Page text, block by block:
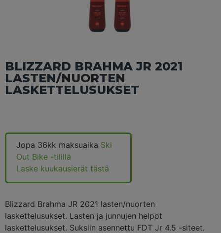
BLIZZARD BRAHMA JR 2021
LASTEN/NUORTEN
LASKETTELUSUKSET
Jopa 36kk maksuaika Ski
Out Bike -tilillä
Laske kuukausierät tästä
Blizzard Brahma JR 2021 lasten/nuorten
laskettelusukset. Lasten ja junnujen helpot
laskettelusukset. Suksiin asennettu FDT Jr 4.5 -siteet.